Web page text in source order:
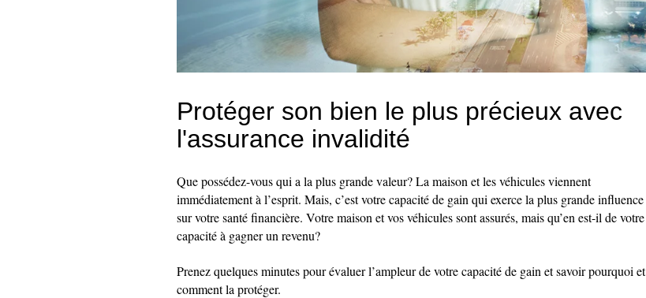
Protéger son bien le plus précieux avec
l'assurance invalidité
Que possédez-vous qui a la plus grande valeur? La maison et les véhicules viennent
immédiatement à l’esprit. Mais, c’est votre capacité de gain qui exerce la plus grande influence
sur votre santé financière. Votre maison et vos véhicules sont assurés, mais qu’en est-il de votre
capacité à gagner un revenu?
Prenez quelques minutes pour évaluer l’ampleur de votre capacité de gain et savoir pourquoi et
comment la protéger.